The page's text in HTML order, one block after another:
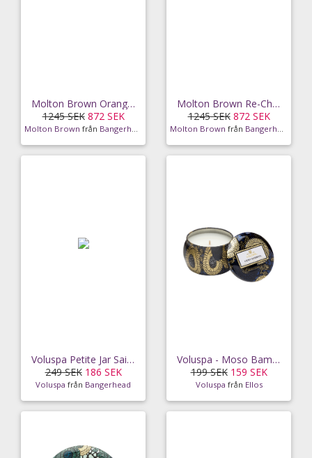
Molton Brown Orange & Bergamot 3 Wick Candle
1245 SEK 872 SEK
Molton Brown från Bangerhead
Molton Brown Re-Charge Black Pepper 3 Wick Candle
1245 SEK 872 SEK
Molton Brown från Bangerhead
Voluspa Petite Jar Saijo Persimmon 40h
249 SEK 186 SEK
Voluspa från Bangerhead
Voluspa - Moso Bamboo - Decorative Tin Candle 25h
199 SEK 159 SEK
Voluspa från Ellos